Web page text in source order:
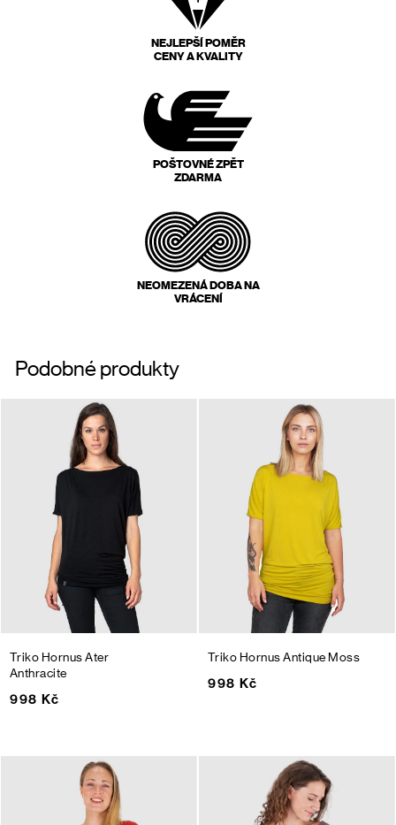
NEJLEPŠÍ POMĚR
CENY A KVALITY
POŠTOVNÉ ZPĚT
ZDARMA
NEOMEZENÁ DOBA NA
VRÁCENÍ
Podobné produkty
Triko Hornus Ater
Anthracite
998 Kč
Triko HornusAntique Moss
998 Kč